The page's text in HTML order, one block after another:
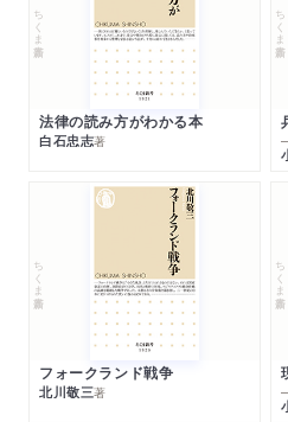
ちくま新書
法律の読み方がわかる本
白石忠志著
ちくま新書
ちくま新書
フォークランド戦争
北川敬三著
ちくま新書